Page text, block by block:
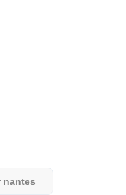
nantes